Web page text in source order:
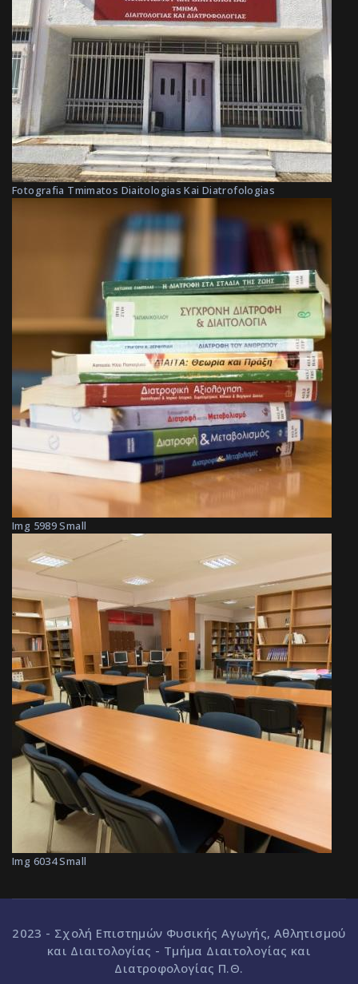
Fotografia Tmimatos Diaitologias Kai Diatrofologias
Img 5989 Small
Img 6034 Small
2023 - Σχολή Επιστημών Φυσικής Αγωγής, Αθλητισμού
και Διαιτολογίας - Τμήμα Διαιτολογίας και
Διατροφολογίας Π.Θ.